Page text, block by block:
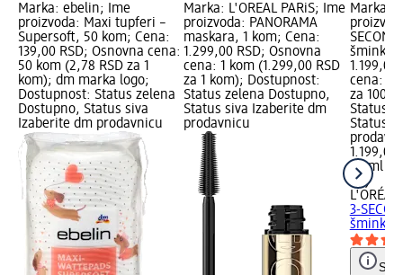
Marka: ebelin; Ime
proizvoda: Maxi tupferi –
Supersoft, 50 kom; Cena:
139,00 RSD; Osnovna cena:
50 kom (2,78 RSD za 1
kom); dm marka logo;
Dostupnost: Status zelena
Dostupno, Status siva
Izaberite dm prodavnicu
Marka: L'ORÉAL PARiS; Ime
proizvoda: PANORAMA
maskara, 1 kom; Cena:
1.299,00 RSD; Osnovna
cena: 1 kom (1.299,00 RSD
za 1 kom); Dostupnost:
Status zelena Dostupno,
Status siva Izaberite dm
prodavnicu
Marka:
šminku,
1.199,00
cena: 75
za 100
Status
Status
1.199,00
75 ml
ml)
L'ORÉAL
3-
šminku,